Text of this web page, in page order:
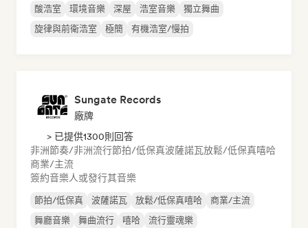
酸浩室 環境音樂 深屋 浩室音樂
獨立舞曲
旋律與前衛浩室
極簡 有機浩室/慢拍
Sungate Records
廠牌
> 已提供1300則回答
非洲節奏/非洲流行節拍/低保真波薩諾瓦放鬆/低保真嘻哈
商業/主流
簽約音樂人或發行其音樂
節拍/低保真 波薩諾瓦 放鬆/低保真嘻哈
商業/主流
舞廳音樂
舞曲流行 嘻哈 流行靈魂樂